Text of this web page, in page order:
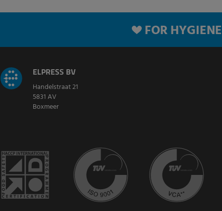
FOR HYGIENE
ELPRESS BV
Handelstraat 21
5831 AV
Boxmeer